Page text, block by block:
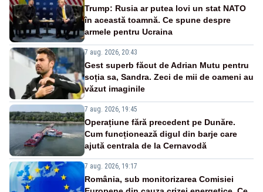
Trump: Rusia ar putea lovi un stat NATO
în această toamnă. Ce spune despre
armele pentru Ucraina
7 aug. 2026, 20:43
Gest superb făcut de Adrian Mutu pentru
soția sa, Sandra. Zeci de mii de oameni au
văzut imaginile
7 aug. 2026, 19:45
Operațiune fără precedent pe Dunăre.
Cum funcționează digul din barje care
ajută centrala de la Cernavodă
7 aug. 2026, 19:17
România, sub monitorizarea Comisiei